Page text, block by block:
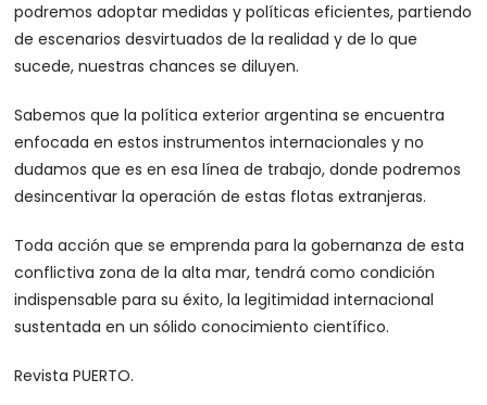
podremos adoptar medidas y políticas eficientes, partiendo
de escenarios desvirtuados de la realidad y de lo que
sucede, nuestras chances se diluyen.
Sabemos que la política exterior argentina se encuentra
enfocada en estos instrumentos internacionales y no
dudamos que es en esa línea de trabajo, donde podremos
desincentivar la operación de estas flotas extranjeras.
Toda acción que se emprenda para la gobernanza de esta
conflictiva zona de la alta mar, tendrá como condición
indispensable para su éxito, la legitimidad internacional
sustentada en un sólido conocimiento científico.
Revista PUERTO.